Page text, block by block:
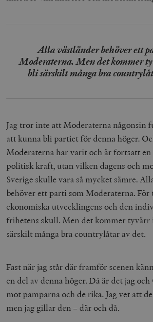
Alla västländer behöver ett
Moderaterna. Men det kommer
bli särskilt många bra
Jag tror inte att Moderaterna någonsin
att kunna bli partiet för denna höger.
Moderaterna har varit och är fortsatt en
politisk kraft, utan vilken dagens och
Sverige skulle vara så mycket sämre.
behöver ett parti som Moderaterna.
ekonomiska utvecklingens och den
frihetens skull. Men det kommer
särskilt många bra countrylåtar av det.
Fast när jag står där framför scenen
en del av denna höger. Då är det jag
mot pamparna och de rika. Jag vet att
men jag gillar den – där och då.
woocommerce_items_in_cart